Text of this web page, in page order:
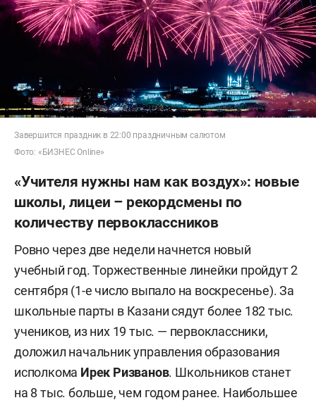
Завершится праздник в 22:00 праздничным салютом
Фото: «БИЗНЕС Online»
«Учителя нужны нам как воздух»: новые
школы, лицеи – рекордсмены по
количеству первоклассников
Ровно через две недели начнется новый
учебный год. Торжественные линейки пройдут 2
сентября (1-е число выпало на воскресенье). За
школьные парты в Казани сядут более 182 тыс.
учеников, из них 19 тыс. — первоклассники,
доложил начальник управления образования
исполкома Ирек Ризванов. Школьников станет
на 8 тыс. больше, чем годом ранее. Наибольшее